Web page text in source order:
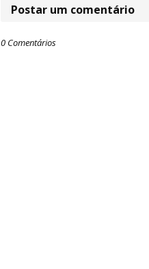
Postar um comentário
0 Comentários